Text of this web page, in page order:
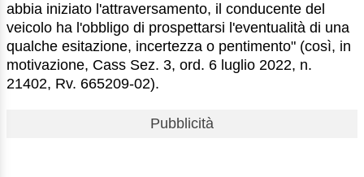
abbia iniziato l'attraversamento, il conducente del
veicolo ha l'obbligo di prospettarsi l'eventualità di una
qualche esitazione, incertezza o pentimento" (così, in
motivazione, Cass Sez. 3, ord. 6 luglio 2022, n.
21402, Rv. 665209-02).
Pubblicità